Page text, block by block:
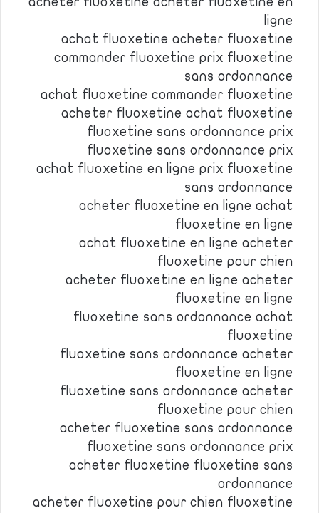
ligne
achat fluoxetine acheter fluoxetine
commander fluoxetine prix fluoxetine
sans ordonnance
achat fluoxetine commander fluoxetine
acheter fluoxetine achat fluoxetine
fluoxetine sans ordonnance prix
fluoxetine sans ordonnance prix
achat fluoxetine en ligne prix fluoxetine
sans ordonnance
acheter fluoxetine en ligne achat
fluoxetine en ligne
achat fluoxetine en ligne acheter
fluoxetine pour chien
acheter fluoxetine en ligne acheter
fluoxetine en ligne
fluoxetine sans ordonnance achat
fluoxetine
fluoxetine sans ordonnance acheter
fluoxetine en ligne
fluoxetine sans ordonnance acheter
fluoxetine pour chien
acheter fluoxetine sans ordonnance
fluoxetine sans ordonnance prix
acheter fluoxetine fluoxetine sans
ordonnance
acheter fluoxetine pour chien fluoxetine